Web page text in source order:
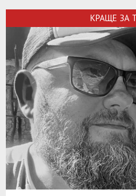
КРАЩЕ ЗА